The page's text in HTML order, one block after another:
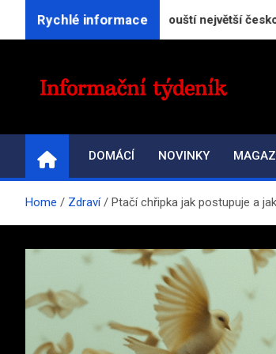
Rychlé informace
spouští největší českou online
INFORMAČNÍ-
DOMÁCÍ NOVINKY
Home Zdraví Ptačí chřipka jak postupuje a